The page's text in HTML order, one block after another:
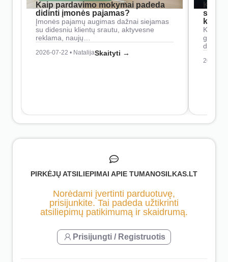
Kaip pardavimo mokymai padeda
didinti įmonės pajamas?
Įmonės pajamų augimas dažnai siejamas
su didesniu klientų srautu, aktyvesne
reklama, naujų…
2026-07-22 • NatalijaSkaityti →
Kaip
2026-
PIRKĖJŲ ATSILIEPIMAI APIE TUMANOSILKAS.LT
Norėdami įvertinti parduotuvę,
prisijunkite. Tai padeda užtikrinti
atsiliepimų patikimumą ir skaidrumą.
Prisijungti / Registruotis